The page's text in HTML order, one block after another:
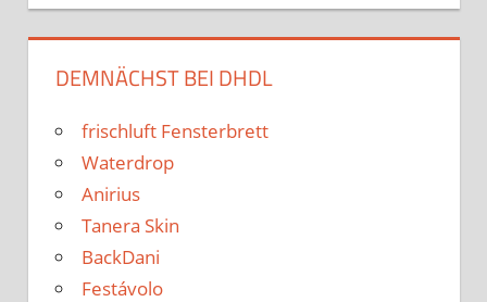
DEMNÄCHST BEI DHDL
frischluft Fensterbrett
Waterdrop
Anirius
Tanera Skin
BackDani
Festávolo